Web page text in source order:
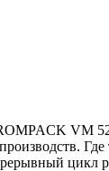
VM 52
Где
цикл